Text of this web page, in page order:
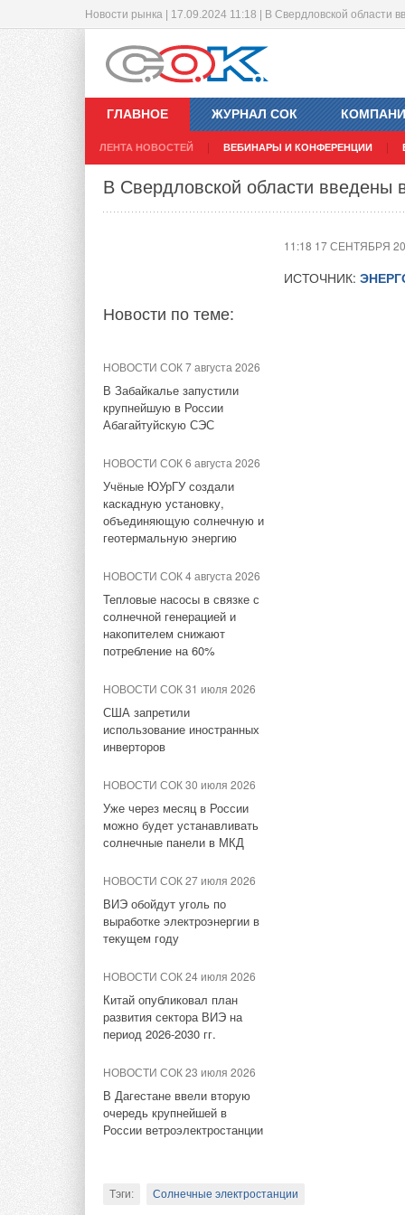
Новости рынка | 17.09.2024 11:18 | В Свердловской области
ГЛАВНОЕ
ЛЕНТА НОВОСТЕЙ ВЕБИНАРЫ И КОНФЕРЕНЦИИ
ЖУРНАЛ СОК
В Свердловской области
11:18 17 СЕНТЯБРЯ
Новости по теме:
НОВОСТИ СОК 7 августа 2026
В Забайкалье запустили
крупнейшую в России
Абагайтуйскую СЭС
НОВОСТИ СОК 6 августа 2026
Учёные ЮУрГУ создали
каскадную установку,
объединяющую солнечную и
геотермальную энергию
НОВОСТИ СОК 4 августа 2026
Тепловые насосы в связке с
солнечной генерацией и
накопителем снижают
потребление на 60%
НОВОСТИ СОК 31 июля 2026
США запретили
использование иностранных
инверторов
НОВОСТИ СОК 30 июля 2026
Уже через месяц в России
можно будет устанавливать
солнечные панели в МКД
НОВОСТИ СОК 27 июля 2026
ВИЭ обойдут уголь по
выработке электроэнергии в
текущем году
НОВОСТИ СОК 24 июля 2026
Китай опубликовал план
развития сектора ВИЭ на
период 2026-2030 гг.
НОВОСТИ СОК 23 июля 2026
В Дагестане ввели вторую
очередь крупнейшей в
России ветроэлектростанции
ИСТОЧНИК:
Тэги: Солнечные электростанции
Китай ввел в эксплуатацию
накопитель энергии
11:16 17 СЕНТЯБРЯ
Новости по теме:
накопителем снижают
потребление на 60%
НОВОСТИ СОК 21 июля 2026
В КНР ввели в строй «самую
высоковольтную» СНЭ
ёмкостью 9 ГВт*ч
НОВОСТИ СОК 14 июля 2026
Росатом запустит
гигафабрику литий-ионных
батарей для
электроавтомобилей
НОВОСТИ СОК 8 июля 2026
Постановление
Правительства РФ №810
не решило вопрос
техприсоединения для
несетевых компаний
Мировой спрос на энергию
бьет рекорды: солнечная
генерация выросла на 30%
Водородный аккумулятор с
неограниченным сроком
хранения
Установленная мощность
солнечной и ветровой
энергетики КНР превысит
НОВОСТИ СОК 1 июля 2026
Экономика энергетики:
стоимость электроэнергии от
НОВОСТИ СОК 23 июня 2026
250 придорожных станций с
солнечными панелями
НОВОСТИ СОК 19 июня 2026
эффективность